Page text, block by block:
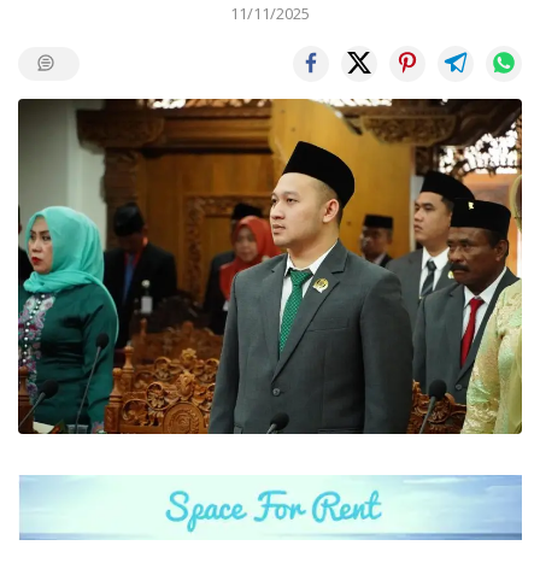
11/11/2025